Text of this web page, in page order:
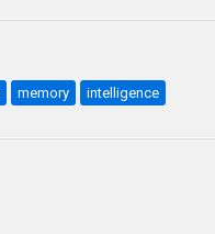
memory intelligence